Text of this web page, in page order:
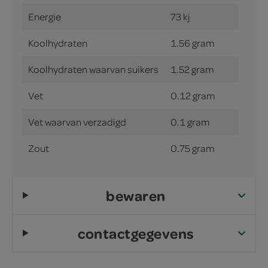
Energie 73 kj
Koolhydraten 1.56 gram
Koolhydraten waarvan suikers 1.52 gram
Vet 0.12 gram
Vet waarvan verzadigd 0.1 gram
Zout 0.75 gram
bewaren
contactgegevens